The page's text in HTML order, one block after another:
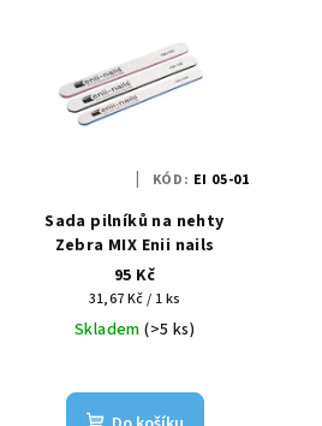
Sada pilníků na nehty
Zebra MIX Enii nails
95 Kč
Měrná
cena:
31,67 Kč / 1 ks
Skladem(>5 ks)
KÓD: EI 05-01